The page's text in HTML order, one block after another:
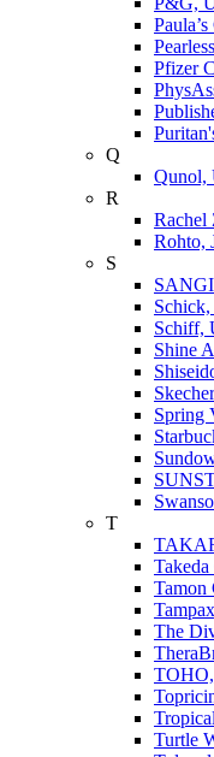
Pfizer
Q
Qunol,
R
Rachel
Rohto,
S
Schiff,
Shine
Spring
T
Tamon
The
TOHO,
Turtle